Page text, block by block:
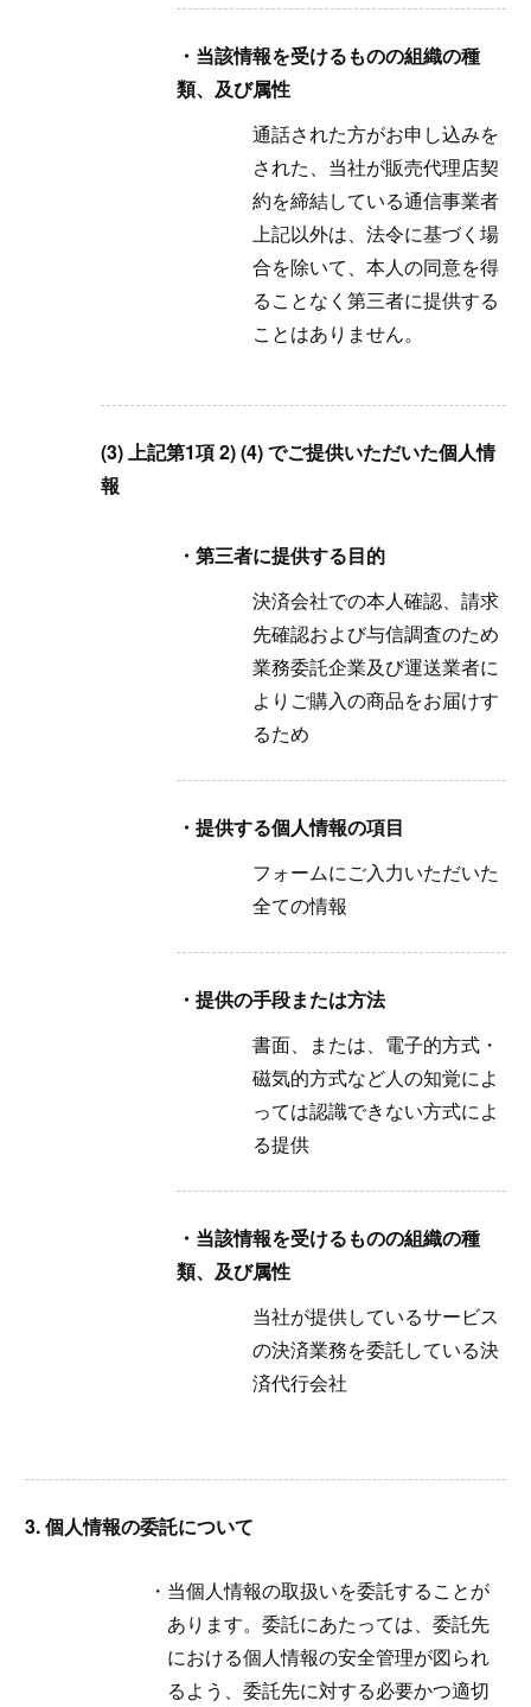
・当該情報を受けるものの組織の種
類、及び属性
通話された方がお申し込みを
された、当社が販売代理店契
約を締結している通信事業者
上記以外は、法令に基づく場
合を除いて、本人の同意を得
ることなく第三者に提供する
ことはありません。
(3) 上記第1項 2) (4) でご提供いただいた個人情
報
・第三者に提供する目的
決済会社での本人確認、請求
先確認および与信調査のため
業務委託企業及び運送業者に
よりご購入の商品をお届けす
るため
・提供する個人情報の項目
フォームにご入力いただいた
全ての情報
・提供の手段または方法
書面、または、電子的方式・
磁気的方式など人の知覚によ
っては認識できない方式によ
る提供
・当該情報を受けるものの組織の種
類、及び属性
当社が提供しているサービス
の決済業務を委託している決
済代行会社
3. 個人情報の委託について
当個人情報の取扱いを委託することが
あります。委託にあたっては、委託先
における個人情報の安全管理が図られ
るよう、委託先に対する必要かつ適切